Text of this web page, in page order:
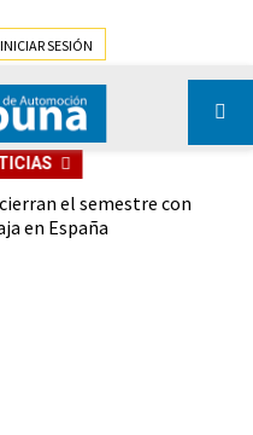
INICIAR SESIÓN
el semestre con
en España